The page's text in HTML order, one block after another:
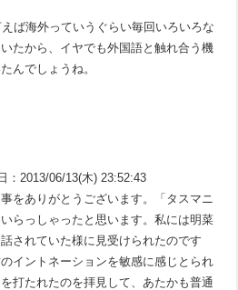
ば海外っていうぐらい毎回いろいろな
たから、イヤでも外国語と触れ合う機
んでしょうね。
：2013/06/13(木) 23:52:43
をありがとうございます。「タスマニ
らっしゃったと思います。私には明菜
されていた様に見受けられたのです
イントネーションを敏感に感じとられ
打たれたのを拝見して、あたかも普通